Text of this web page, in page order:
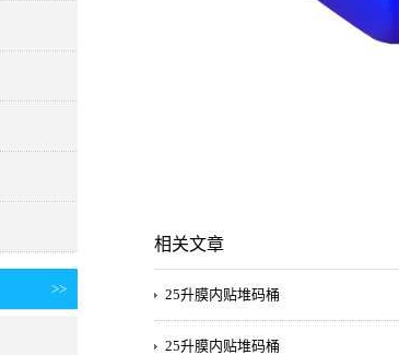
>>
相关文章
25升膜内贴堆码桶
25升膜内贴堆码桶